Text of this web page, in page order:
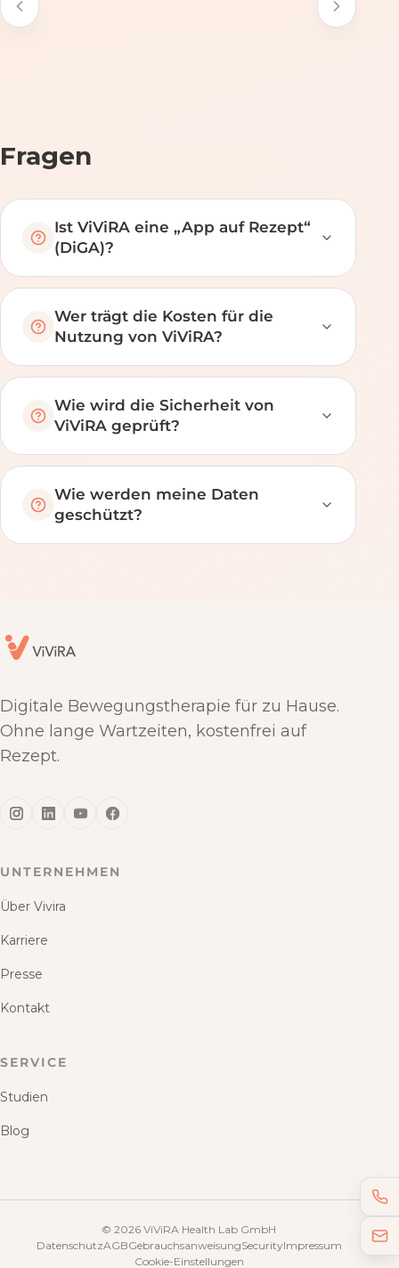
Fragen
Ist ViViRA eine „App auf Rezept“
(DiGA)?
Wer trägt die Kosten für die
Nutzung von ViViRA?
Wie wird die Sicherheit von
ViViRA geprüft?
Wie werden meine Daten
geschützt?
Digitale Bewegungstherapie für zu Hause.
Ohne lange Wartzeiten, kostenfrei auf
Rezept.
UNTERNEHMEN
Über Vivira
Karriere
Presse
Kontakt
SERVICE
Studien
Blog
© 2026 ViViRA Health Lab GmbH
DatenschutzAGBGebrauchsanweisungSecurityImpressum
Cookie-Einstellungen